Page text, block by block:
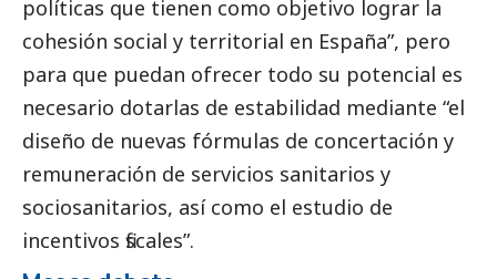
políticas que tienen como objetivo lograr la
cohesión social y territorial en España”, pero
para que puedan ofrecer todo su potencial es
necesario dotarlas de estabilidad mediante “el
diseño de nuevas fórmulas de concertación y
remuneración de servicios sanitarios y
sociosanitarios, así como el estudio de
incentivos fiscales”.